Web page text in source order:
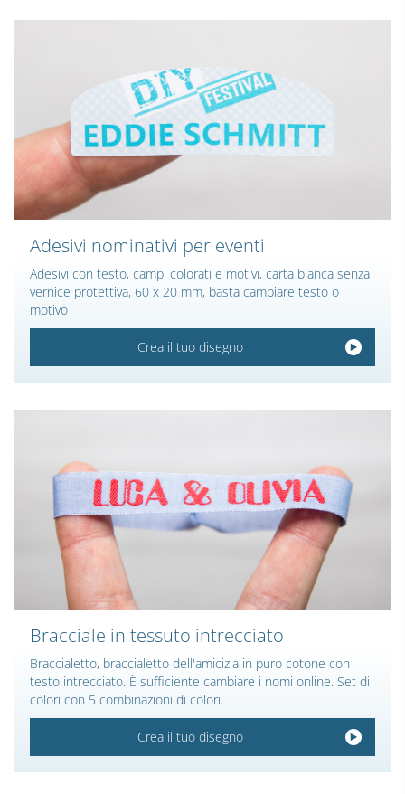
Adesivi nominativi per eventi
Adesivi con testo, campi colorati e motivi, carta bianca senza
vernice protettiva, 60 x 20 mm, basta cambiare testo o
motivo
Crea il tuo disegno
Bracciale in tessuto intrecciato
Braccialetto, braccialetto dell'amicizia in puro cotone con
testo intrecciato. È sufficiente cambiare i nomi online. Set di
colori con 5 combinazioni di colori.
Crea il tuo disegno